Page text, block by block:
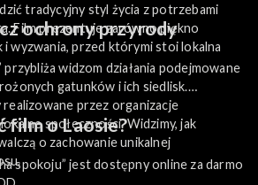
tradycyjny styl życia z potrzebami
Film prezentuje zarówno piękno
i wyzwania, przed którymi stoi lokalna
ochrony przyrody
przybliża widzom działania podejmowane
gatunków i ich siedlisk.
przez organizacje
społeczności. Widzimy, jak
o zachowanie unikalnej
film o Laosie?
spokoju” jest dostępny online za darmo